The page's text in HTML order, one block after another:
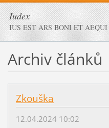
Iudex
IUS EST ARS BONI ET AEQUI
Archiv článků
Zkouška
12.04.2024 10:02